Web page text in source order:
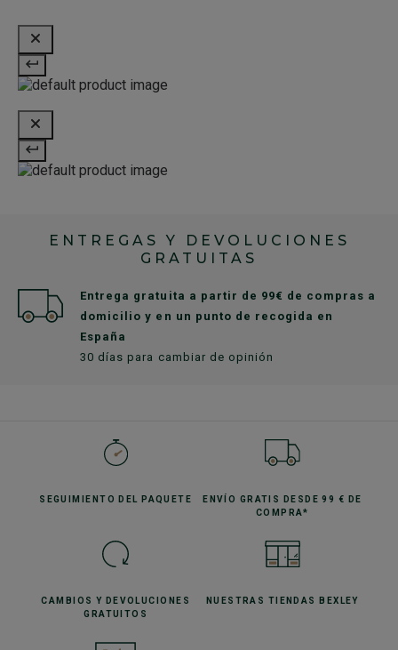
ENTREGAS Y DEVOLUCIONES
GRATUITAS
Entrega gratuita a partir de 99€ de compras a
domicilio y en un punto de recogida en
España
30 días para cambiar de opinión
SEGUIMIENTO DEL PAQUETE ENVÍO GRATIS
DESDE 99 € DE
COMPRA*
CAMBIOS Y DEVOLUCIONES
GRATUITOS
NUESTRAS TIENDAS BEXLEY